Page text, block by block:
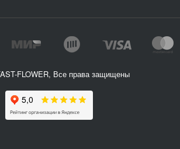
FLOWER, Все права защищены